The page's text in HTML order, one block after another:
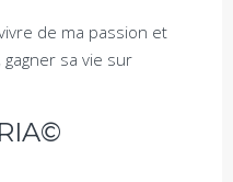
de ma passion et
gagner sa vie sur